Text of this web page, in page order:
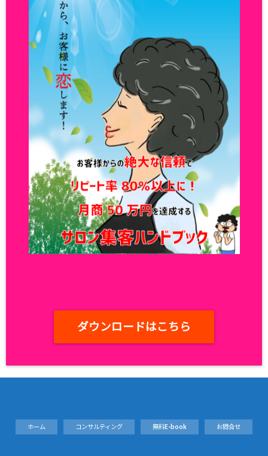
ダウンロードはこちら
ホーム コンサルティング 無料E-book お問合せ